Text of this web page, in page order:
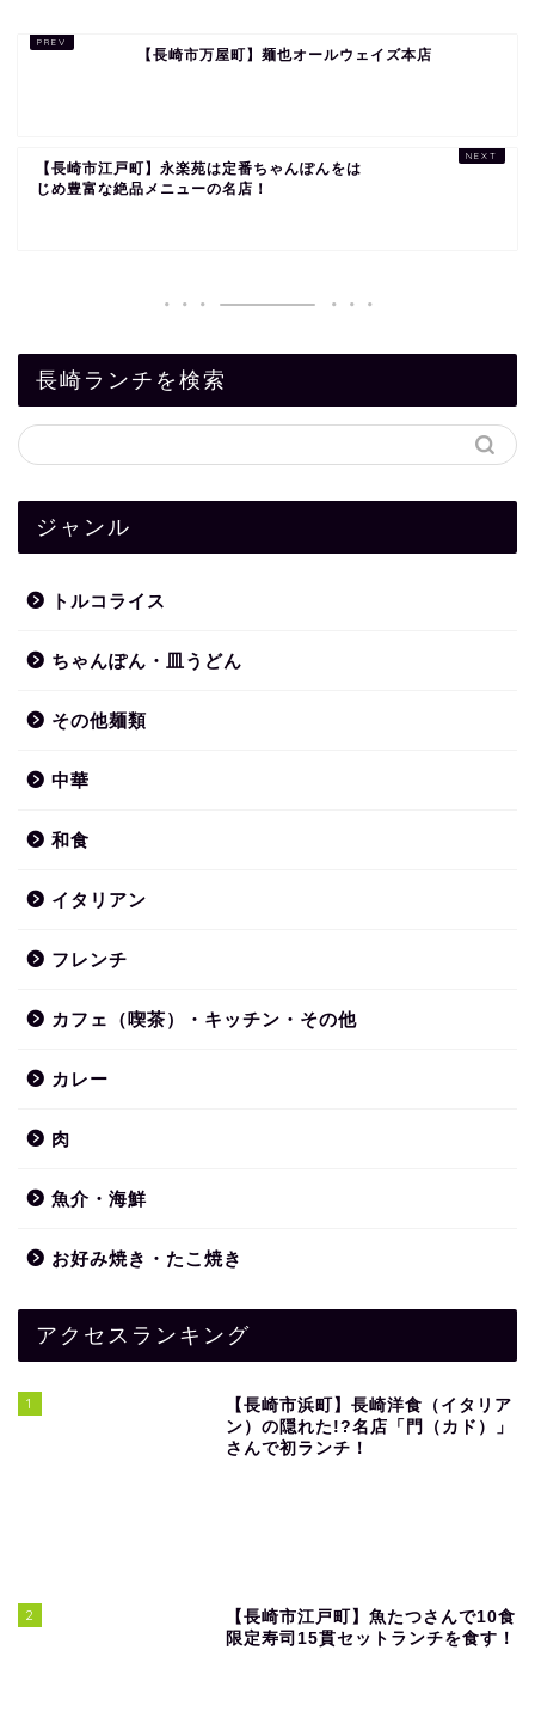
【長崎市万屋町】麺也オールウェイズ本店
【長崎市江戸町】永楽苑は定番ちゃんぽんをは
じめ豊富な絶品メニューの名店！
長崎ランチを検索
ジャンル
トルコライス
ちゃんぽん・皿うどん
その他麺類
中華
和食
イタリアン
フレンチ
カフェ（喫茶）・キッチン・その他
カレー
肉
魚介・海鮮
お好み焼き・たこ焼き
アクセスランキング
1
【長崎市浜町】長崎洋食（イタリア
ン）の隠れた!?名店「門（カド）」
さんで初ランチ！
2
【長崎市江戸町】魚たつさんで10食
限定寿司15貫セットランチを食す！